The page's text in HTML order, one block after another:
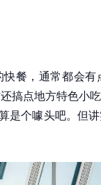
餐，通常都会
搞点地方特色小
是个噱头吧。但